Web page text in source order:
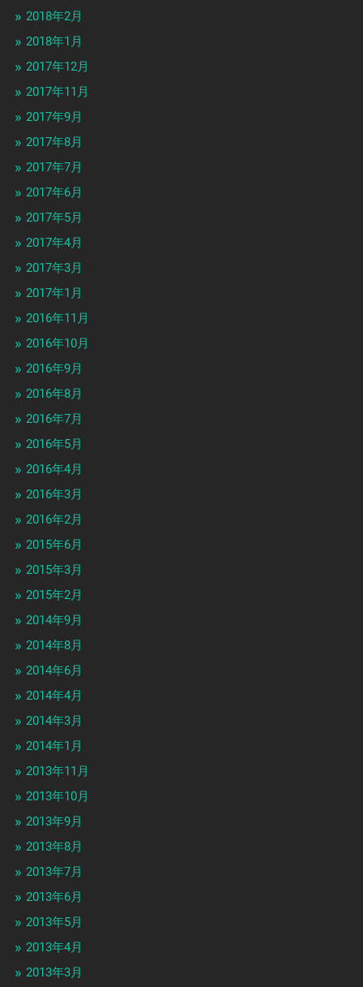
2018年2月
2018年1月
2017年12月
2017年11月
2017年9月
2017年8月
2017年7月
2017年6月
2017年5月
2017年4月
2017年3月
2017年1月
2016年11月
2016年10月
2016年9月
2016年8月
2016年7月
2016年5月
2016年4月
2016年3月
2016年2月
2015年6月
2015年3月
2015年2月
2014年9月
2014年8月
2014年6月
2014年4月
2014年3月
2014年1月
2013年11月
2013年10月
2013年9月
2013年8月
2013年7月
2013年6月
2013年5月
2013年4月
2013年3月